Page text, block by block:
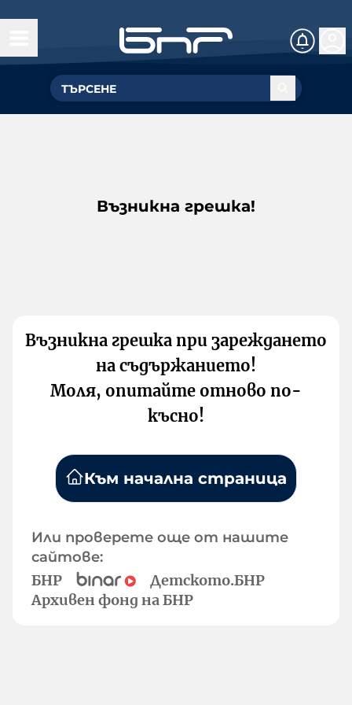
Възникна грешка!
Възникна грешка при зареждането
на съдържанието!
Моля, опитайте отново по-
късно!
Към начална страница
Или проверете още от нашите
сайтове:
БНР
Детското.БНР
Архивен фонд на БНР